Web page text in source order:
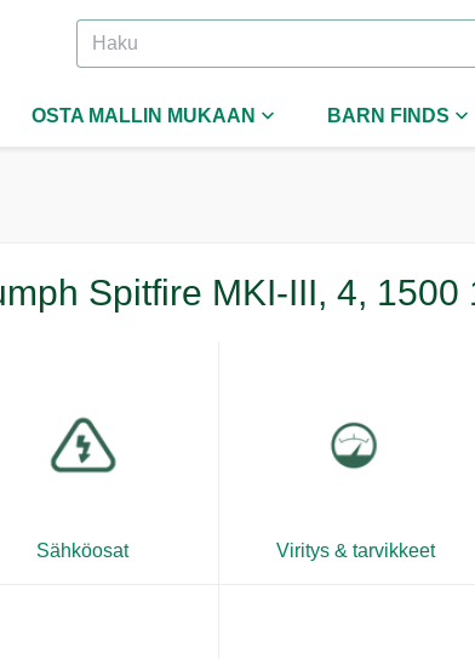
OSTA MALLIN MUKAAN BARN FINDS
Spitfire MKI-III, 4,
Sähköosat Viritys & tarvikkeet